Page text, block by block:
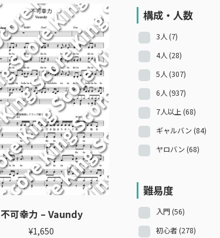
不可幸力 – Vaundy
¥1,650
構成・人数
3人(7)
4人(28)
5人(307)
6人(937)
7人以上(68)
ギャルバン (84)
ヤロバン (68)
難易度
入門(56)
初心者(278)